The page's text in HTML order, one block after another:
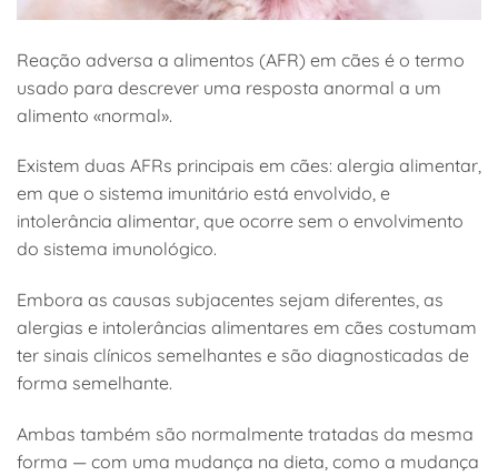
Reação adversa a alimentos (AFR) em cães é o termo
usado para descrever uma resposta anormal a um
alimento «normal».
Existem duas AFRs principais em cães: alergia alimentar,
em que o sistema imunitário está envolvido, e
intolerância alimentar, que ocorre sem o envolvimento
do sistema imunológico.
Embora as causas subjacentes sejam diferentes, as
alergias e intolerâncias alimentares em cães costumam
ter sinais clínicos semelhantes e são diagnosticadas de
forma semelhante.
Ambas também são normalmente tratadas da mesma
forma — com uma mudança na dieta, como a mudança